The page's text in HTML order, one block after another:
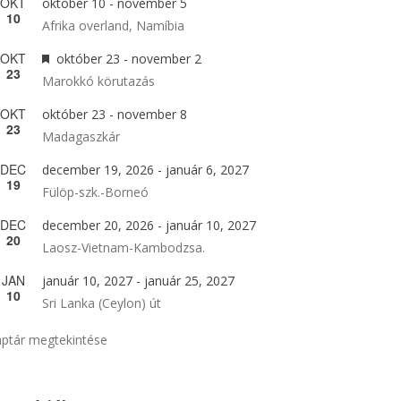
10
Afrika overland, Namíbia
OKT
23
Kiemelt
október 23 - november 2
Marokkó körutazás
OKT
23
október 23 - november 8
Madagaszkár
DEC
19
december 19, 2026 - január 6, 2027
Fülöp-szk.-Borneó
DEC
20
december 20, 2026 - január 10, 2027
Laosz-Vietnam-Kambodzsa.
JAN
10
január 10, 2027- január 25, 2027
Sri Lanka (Ceylon) út
megtekintése